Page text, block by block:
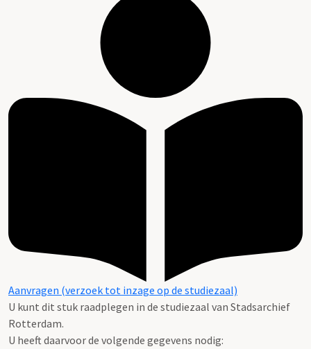
Aanvragen (verzoek tot inzage op de studiezaal)
U kunt dit stuk raadplegen in de studiezaal van Stadsarchief
Rotterdam.
U heeft daarvoor de volgende gegevens nodig: